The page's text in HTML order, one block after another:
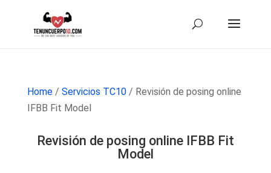
Home/ Servicios TC10/ Revisión de posing online
IFBB Fit Model
Revisión de posing online IFBB Fit
Model